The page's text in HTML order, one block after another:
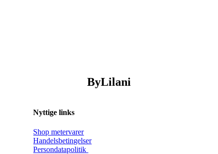
ByLilani
Nyttige links
Shop metervarer
Handelsbetingelser
Persondatapolitik